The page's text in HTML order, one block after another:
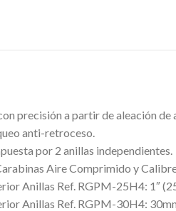
precisión a partir de aleación
anti-retroceso.
por 2 anillas independientes.
Aire Comprimido y
Anillas Ref. RGPM-25H4: 1″
Anillas Ref. RGPM-30H4: